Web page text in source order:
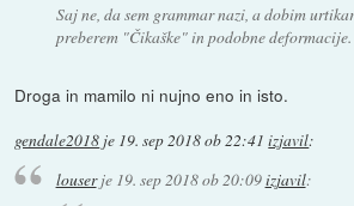
Saj ne, da sem grammar nazi, a dobim
preberem "Čikaške" in podobne deformacije.
Droga in mamilo ni nujno eno in isto.
gendale2018 je 19. sep 2018 ob 22:41 izjavil:
louserje 19. sep 2018 ob 20:09izjavil: